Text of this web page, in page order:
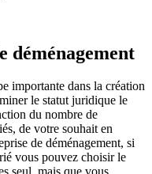
déménagement
importante dans la création
le statut juridique le
du nombre de
de votre souhait en
de déménagement, si
vous pouvez choisir le